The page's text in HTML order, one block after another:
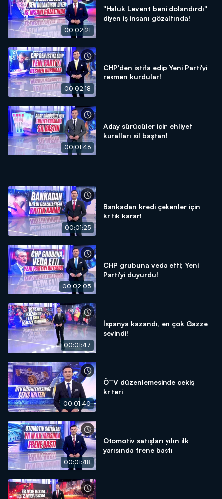
00:02:21
"Haluk Levent beni dolandırdı"
diyen iş insanı gözaltında!
00:02:18
CHP'den istifa edip Yeni Parti'yi
resmen kurdular!
00:01:46
Aday sürücüler için ehliyet
kuralları sil baştan!
00:01:25
Bankadan kredi çekenler için
kritik karar!
00:02:05
CHP grubuna veda etti; Yeni
Parti'yi duyurdu!
00:01:47
İspanya kazandı, en çok Gazze
sevindi!
00:01:40
ÖTV düzenlemesinde çekiş
kriteri
00:01:48
Otomotiv satışları yılın ilk
yarısında frene bastı